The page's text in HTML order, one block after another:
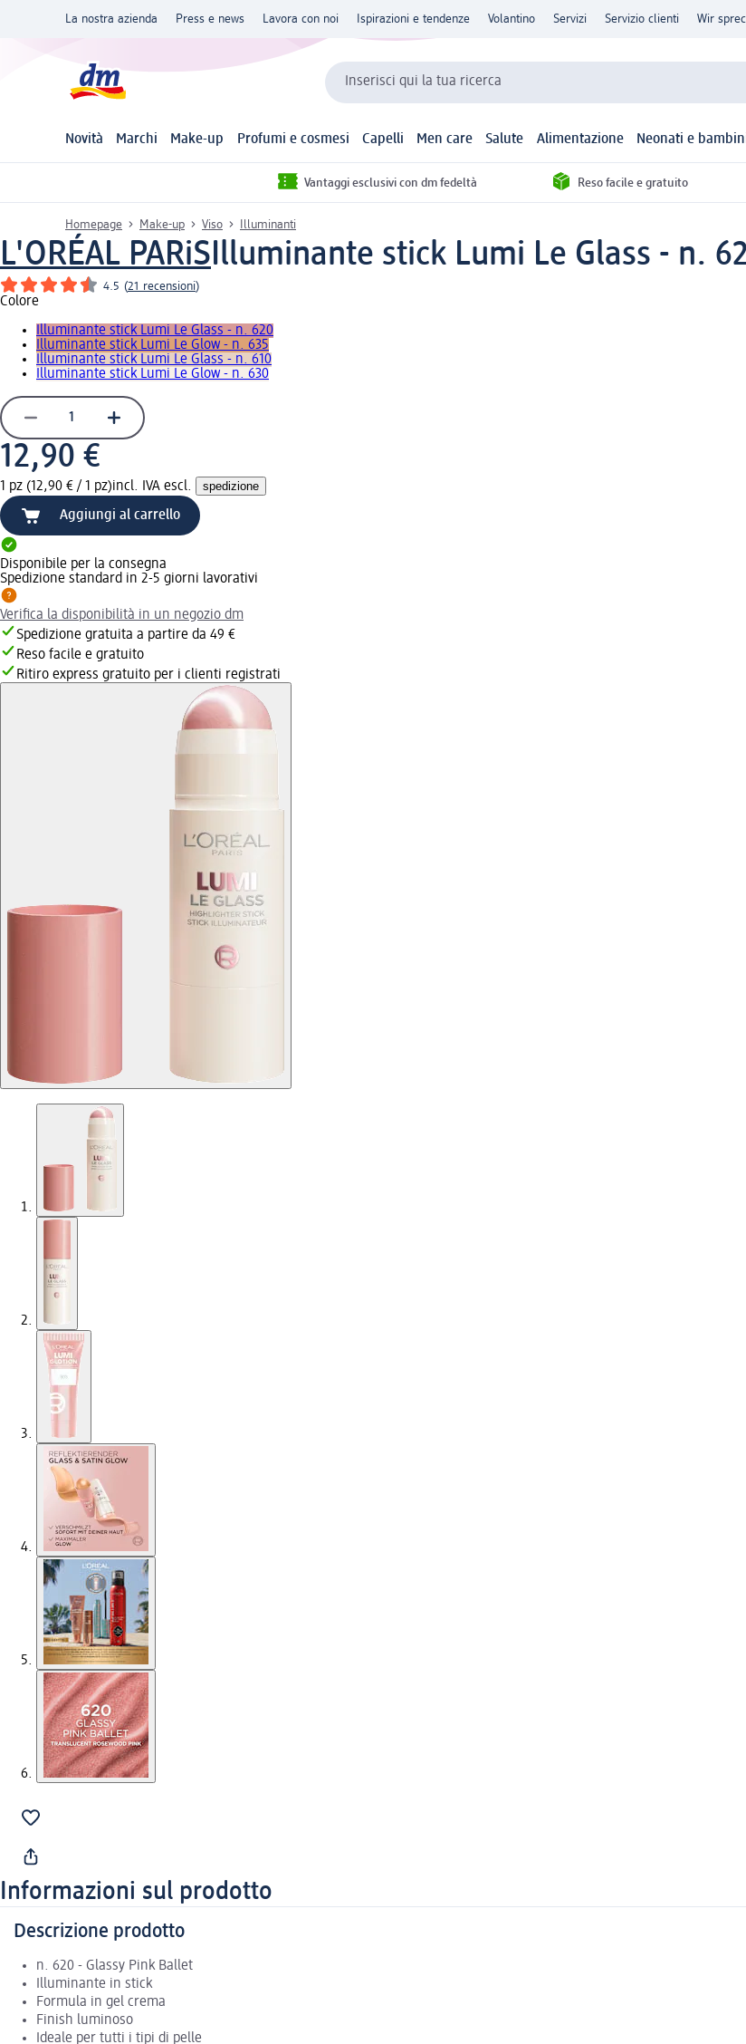
La nostra azienda Press e news Lavora con noi Ispirazioni e tendenze Volantino Servizi Servizio clienti Wir
Inserisci qui la tua ricerca
Novità Marchi Make-up Profumi e cosmesi Capelli Men care Salute Alimentazione Neonati e
Vantaggi esclusivi con dm fedeltà Reso facile e gratuito
Homepage Make-up Viso Illuminanti
L'ORÉAL PARiSIlluminante stick Lumi Le Glass - n.
4.5 (21 recensioni)
Colore
Illuminante stick Lumi Le Glass - n. 620
Illuminante stick Lumi Le Glow - n. 635
Illuminante stick Lumi Le Glass - n. 610
Illuminante stick Lumi Le Glow - n. 630
12,90 €
1 pz (12,90 € / 1 pz)incl. IVA escl. spedizione
Aggiungi al carrello
Disponibile per la consegna
Spedizione standard in 2-5 giorni lavorativi
Verifica la disponibilità in un negozio dm
Spedizione gratuita a partire da 49 €
Reso facile e gratuito
Ritiro express gratuito per i clienti registrati
Informazioni sul prodotto
Descrizione prodotto
n. 620 - Glassy Pink Ballet
Illuminante in stick
Formula in gel crema
Finish luminoso
Ideale per tutti i tipi di pelle